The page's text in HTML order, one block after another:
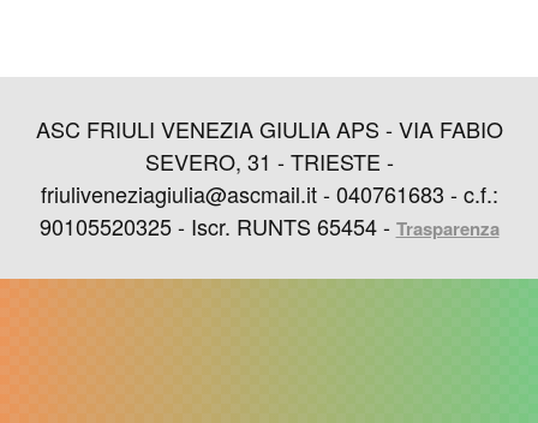
ASC FRIULI VENEZIA GIULIA APS - VIA FABIO
SEVERO, 31 - TRIESTE -
friuliveneziagiulia@ascmail.it - 040761683 - c.f.:
90105520325 - Iscr. RUNTS 65454 - Trasparenza